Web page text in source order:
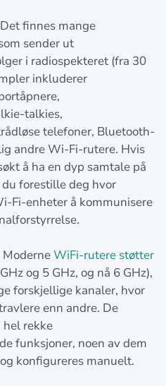
Det finnes mange
sender ut
i radiospekteret (fra 30
inkluderer
talkies,
telefoner, Bluetooth-
andre Wi-Fi-rutere. Hvis
å ha en dyp samtale på
forestille deg hvor
Fi-enheter å kommunisere
ModerneWiFi-rutere støtter
og 5 GHz, og nå 6 GHz),
forskjellige kanaler, hvor
enn andre. De
hel rekke
funksjoner, noen av dem
konfigureres manuelt.